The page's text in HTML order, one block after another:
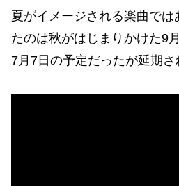
夏がイメージされる楽曲で
たのは秋がはじまりかけた9
7月7日の予定だったが延期さ